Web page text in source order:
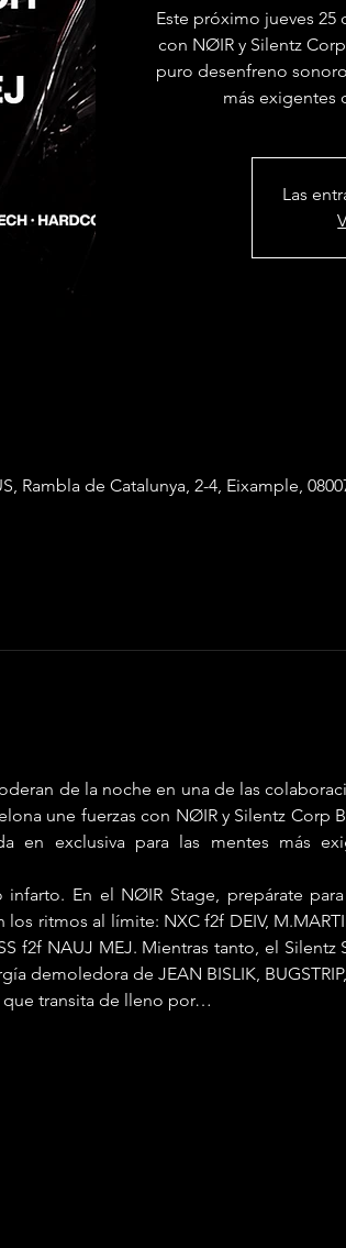
Este próximo jueves 25
con NØIR y Silentz
puro desenfreno
Las
Rambla de Catalunya, 2-4, Eixample,
de la noche en una de las
une fuerzas con NØIR y Silentz Corp
en exclusiva para las mentes más
En el NØIR Stage, prepárate
ritmos al límite: NXC f2f DEIV,
f2f NAUJ MEJ. Mientras tanto, el
demoledora de JEAN BISLIK, BUGSTRIP,
transita de lleno por…